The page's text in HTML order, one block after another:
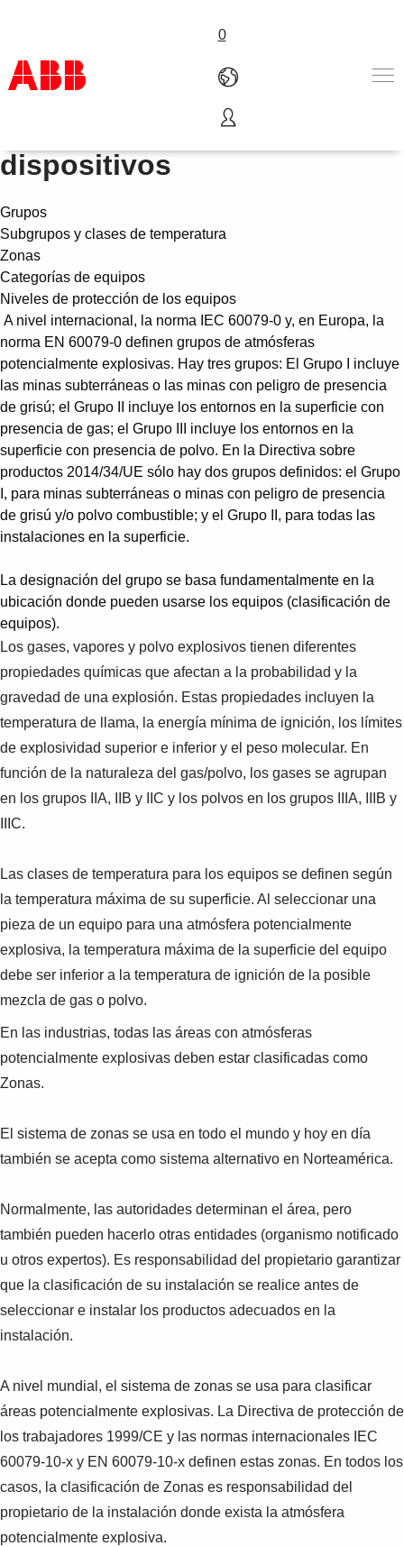
0
Productos & Soluciones
Industrias
Sobre ABB
Dónde comprar
Contáctanos
Carreras
Shopping list preview
Grupos, zonas, categorías y
dispositivos
Grupos
Subgrupos y clases de temperatura
Zonas
Categorías de equipos
Niveles de protección de los equipos
A nivel internacional, la norma IEC 60079-0 y, en Europa, la
norma EN 60079-0 definen grupos de atmósferas
potencialmente explosivas. Hay tres grupos: El Grupo I incluye
las minas subterráneas o las minas con peligro de presencia
de grisú; el Grupo II incluye los entornos en la superficie con
presencia de gas; el Grupo III incluye los entornos en la
superficie con presencia de polvo. En la Directiva sobre
productos 2014/34/UE sólo hay dos grupos definidos: el Grupo
I, para minas subterráneas o minas con peligro de presencia
de grisú y/o polvo combustible; y el Grupo II, para todas las
instalaciones en la superficie.
La designación del grupo se basa fundamentalmente en la
ubicación donde pueden usarse los equipos (clasificación de
equipos).
Los gases, vapores y polvo explosivos tienen diferentes
propiedades químicas que afectan a la probabilidad y la
gravedad de una explosión. Estas propiedades incluyen la
temperatura de llama, la energía mínima de ignición, los límites
de explosividad superior e inferior y el peso molecular. En
función de la naturaleza del gas/polvo, los gases se agrupan
en los grupos IIA, IIB y IIC y los polvos en los grupos IIIA, IIIB y
IIIC.
Las clases de temperatura para los equipos se definen según
la temperatura máxima de su superficie. Al seleccionar una
pieza de un equipo para una atmósfera potencialmente
explosiva, la temperatura máxima de la superficie del equipo
debe ser inferior a la temperatura de ignición de la posible
mezcla de gas o polvo.
En las industrias, todas las áreas con atmósferas
potencialmente explosivas deben estar clasificadas como
Zonas.
El sistema de zonas se usa en todo el mundo y hoy en día
también se acepta como sistema alternativo en Norteamérica.
Normalmente, las autoridades determinan el área, pero
también pueden hacerlo otras entidades (organismo notificado
u otros expertos). Es responsabilidad del propietario garantizar
que la clasificación de su instalación se realice antes de
seleccionar e instalar los productos adecuados en la
instalación.
A nivel mundial, el sistema de zonas se usa para clasificar
áreas potencialmente explosivas. La Directiva de protección de
los trabajadores 1999/CE y las normas internacionales IEC
60079-10-x y EN 60079-10-x definen estas zonas. En todos los
casos, la clasificación de Zonas es responsabilidad del
propietario de la instalación donde exista la atmósfera
potencialmente explosiva.